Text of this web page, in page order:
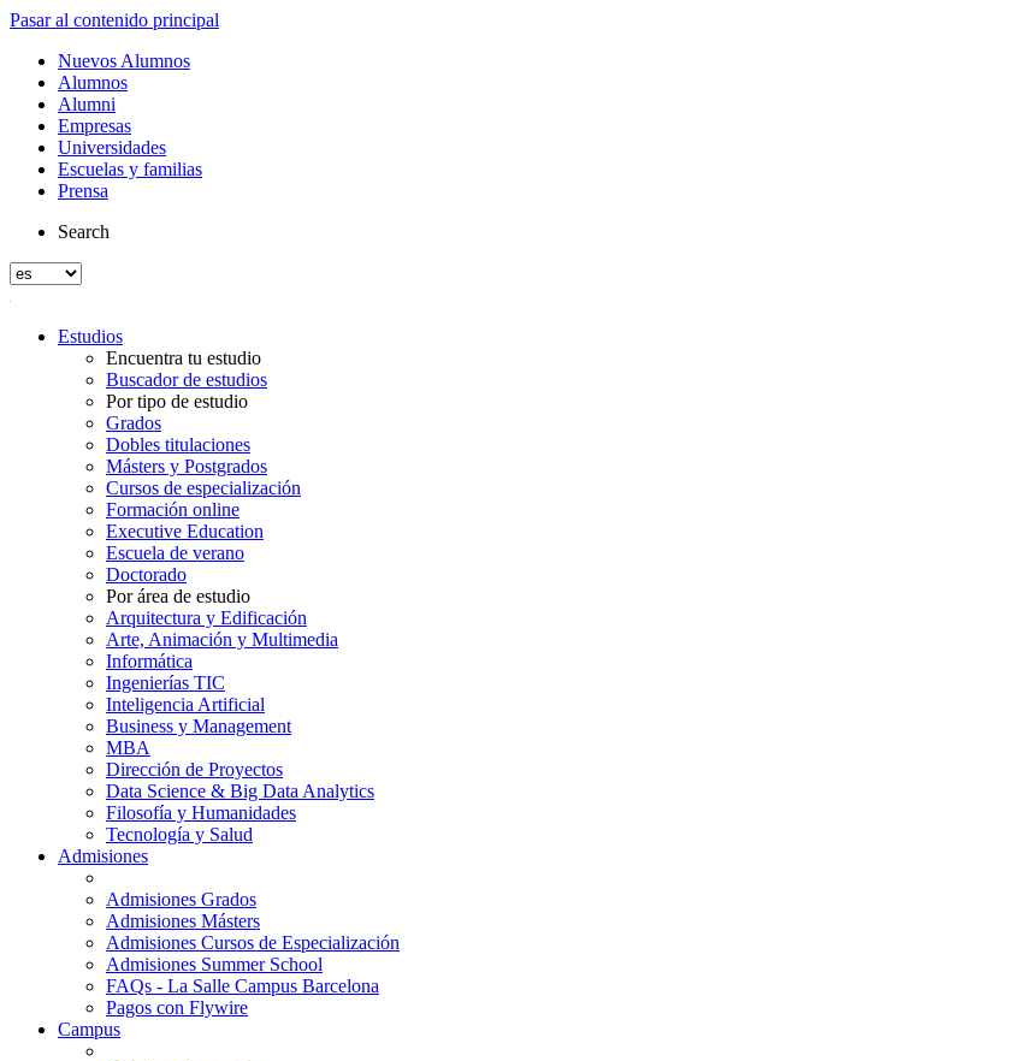
Pasar al contenido principal
Nuevos Alumnos
Alumnos
Alumni
Empresas
Universidades
Escuelas y familias
Prensa
Search
Estudios
Encuentra tu estudio
Buscador de estudios
Por tipo de estudio
Grados
Dobles titulaciones
Másters y Postgrados
Cursos de especialización
Formación online
Executive Education
Escuela de verano
Doctorado
Por área de estudio
Arquitectura y Edificación
Arte, Animación y Multimedia
Informática
Ingenierías TIC
Inteligencia Artificial
Business y Management
MBA
Dirección de Proyectos
Data Science & Big Data Analytics
Filosofía y Humanidades
Tecnología y Salud
Admisiones
Admisiones Grados
Admisiones Másters
Admisiones Cursos de Especialización
Admisiones Summer School
FAQs - La Salle Campus Barcelona
Pagos con Flywire
Campus